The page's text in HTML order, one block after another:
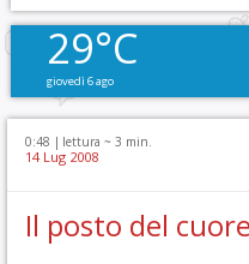
29°C
giovedì 6 ago
0:48 | lettura ~ 3 min.
14 Lug 2008
Il posto del cuore